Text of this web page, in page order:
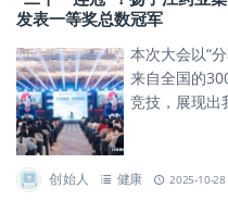
发表一等奖总数冠军
本次大会以“
来自全国的
竞技，展现出
创始人 健康 2025-10-